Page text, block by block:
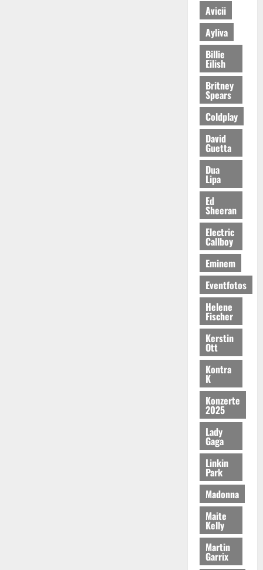
Avicii
Ayliva
Billie
Eilish
Britney
Spears
Coldplay
David
Guetta
Dua
Lipa
Ed
Sheeran
Electric
Callboy
Eminem
Eventfotos
Helene
Fischer
Kerstin
Ott
Kontra
K
Konzerte
2025
Lady
Gaga
Linkin
Park
Madonna
Maite
Kelly
Martin
Garrix